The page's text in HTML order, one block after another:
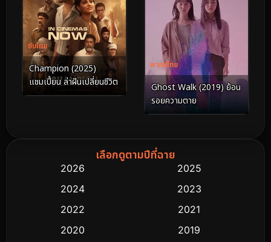
ซับไทย
Champion (2025)
แชมเปี้ยน ล่าฝันเปลี่ยนชีวิต
พากย์ไทย
Ghost Walk (2019) ย้อน
รอยความตาย
เลือกดูตามปีที่ฉาย
2026
2025
2024
2023
2022
2021
2020
2019